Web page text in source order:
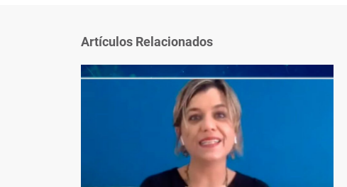
Artículos Relacionados